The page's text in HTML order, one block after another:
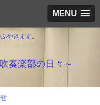
MENU
やきます。
奏楽部の日々～